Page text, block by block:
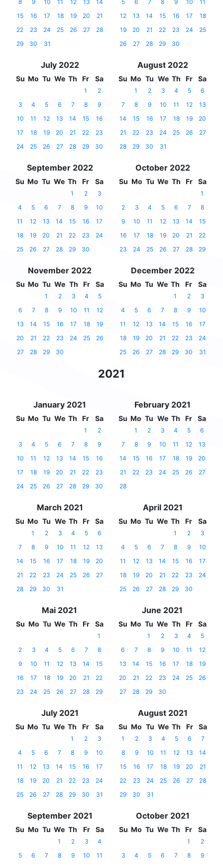
8
9 10 11 12 13
14
15
16 17 18 19 20
21
22
23 24 25 26 27
28
29
30 31
5
6 7 8 9 10
11
12
13 14 15 16 17
18
19
20 21 22 23 24
25
26
27 28 29 30
July 2022
Su Mo Tu We Th Fr Sa
1
2
3
4 5 6 7 8
9
10
11 12 13 14 15
16
17
18 19 20 21 22
23
24
25 26 27 28 29 30
August 2022
Su Mo Tu We Th Fr Sa
1 2 3 4 5
6
7
8 9 10 11 12
13
14
15 16 17 18 19
20
21
22 23 24 25 26
27
28
29 30 31
September 2022
Su Mo Tu We Th Fr Sa
1 2
3
4
5 6 7 8 9
10
11
12 13 14 15 16
17
18
19 20 21 22 23
24
25
26 27 28 29 30
October 2022
Su Mo Tu We Th Fr Sa
1
2
3 4 5 6 7
8
9
10 11 12 13 14
15
16
17 18 19 20 21
22
23
24 25 26 27 28 29
November 2022
Su Mo Tu We Th Fr Sa
1 2 3 4
5
6
7 8 9 10 11
12
13
14 15 16 17 18
19
20
21 22 23 24 25
26
27
28 29 30
December 2022
Su Mo Tu We Th Fr Sa
1 2
3
4
5 6 7 8 9
10
11
12 13 14 15 16
17
18
19 20 21 22 23
24
25
26 27 28 29 30 31
2021
January 2021
Su Mo Tu We Th Fr Sa
1
2
3
4 5 6 7 8
9
10
11 12 13 14 15
16
17
18 19 20 21 22
23
24
25 26 27 28 29 30
February 2021
Su Mo Tu We Th Fr Sa
1 2 3 4 5
6
7
8 9 10 11 12
13
14
15 16 17 18 19
20
21
22 23 24 25 26
27
28
March 2021
Su Mo Tu We Th Fr Sa
1 2 3 4 5
6
7
8 9 10 11 12
13
14
15 16 17 18 19
20
21
22 23 24 25 26
27
28
29 30 31
April 2021
Su Mo Tu We Th Fr Sa
1 2
3
4
5 6 7 8 9
10
11
12 13 14 15 16
17
18
19 20 21 22 23
24
25
26 27 28 29 30
Mai 2021
Su Mo Tu We Th Fr Sa
1
2
3 4 5 6 7
8
9
10 11 12 13 14
15
16
17 18 19 20 21
22
23
24 25 26 27 28 29
June 2021
Su Mo Tu We Th Fr Sa
1 2 3 4
5
6
7 8 9 10 11
12
13
14 15 16 17 18
19
20
21 22 23 24 25
26
27
28 29 30
July 2021
Su Mo Tu We Th Fr Sa
1 2
3
4
5 6 7 8 9
10
11
12 13 14 15 16
17
18
19 20 21 22 23
24
25
26 27 28 29 30 31
August 2021
Su Mo Tu We Th Fr Sa
1 2 3 4 5 6
7
8
9 10 11 12 13
14
15
16 17 18 19 20
21
22
23 24 25 26 27
28
29
30 31
September 2021
Su Mo Tu We Th Fr Sa
1 2 3
4
5
6 7 8 9 10
11
October 2021
Su Mo Tu We Th Fr Sa
1
2
3
4 5 6 7 8
9